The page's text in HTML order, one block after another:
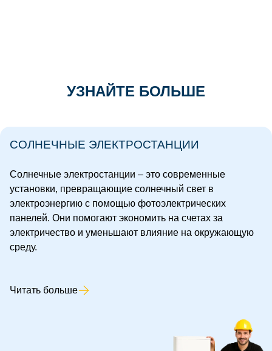
УЗНАЙТЕ БОЛЬШЕ
СОЛНЕЧНЫЕ ЭЛЕКТРОСТАНЦИИ
Солнечные электростанции – это современные
установки, превращающие солнечный свет в
электроэнергию с помощью фотоэлектрических
панелей. Они помогают экономить на счетах за
электричество и уменьшают влияние на окружающую
среду.
Читать больше